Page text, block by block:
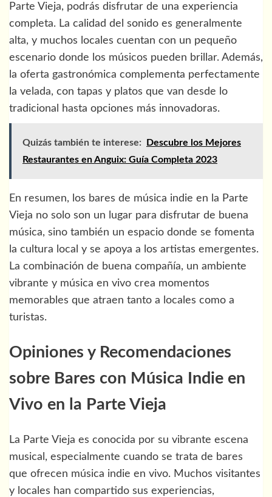
Parte Vieja, podrás disfrutar de una experiencia
completa. La calidad del sonido es generalmente
alta, y muchos locales cuentan con un pequeño
escenario donde los músicos pueden brillar. Además,
la oferta gastronómica complementa perfectamente
la velada, con tapas y platos que van desde lo
tradicional hasta opciones más innovadoras.
Quizás también te interese:
Descubre los Mejores
Restaurantes en Anguix: Guía Completa 2023
En resumen, los bares de música indie en la Parte
Vieja no solo son un lugar para disfrutar de buena
música, sino también un espacio donde se fomenta
la cultura local y se apoya a los artistas emergentes.
La combinación de buena compañía, un ambiente
vibrante y música en vivo crea momentos
memorables que atraen tanto a locales como a
turistas.
Opiniones y Recomendaciones
sobre Bares con Música Indie en
Vivo en la Parte Vieja
La Parte Vieja es conocida por su vibrante escena
musical, especialmente cuando se trata de bares
que ofrecen música indie en vivo. Muchos visitantes
y locales han compartido sus experiencias,